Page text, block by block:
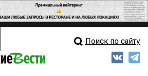
Свежий выпускПоиск по сайту